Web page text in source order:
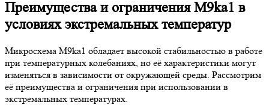
Преимущества и ограничения M9ka1 в
условиях экстремальных температур
Микросхема M9ka1 обладает высокой стабильностью в работе
при температурных колебаниях, но её характеристики могут
изменяться в зависимости от окружающей среды. Рассмотрим
её преимущества и ограничения при использовании в
экстремальных температурах.